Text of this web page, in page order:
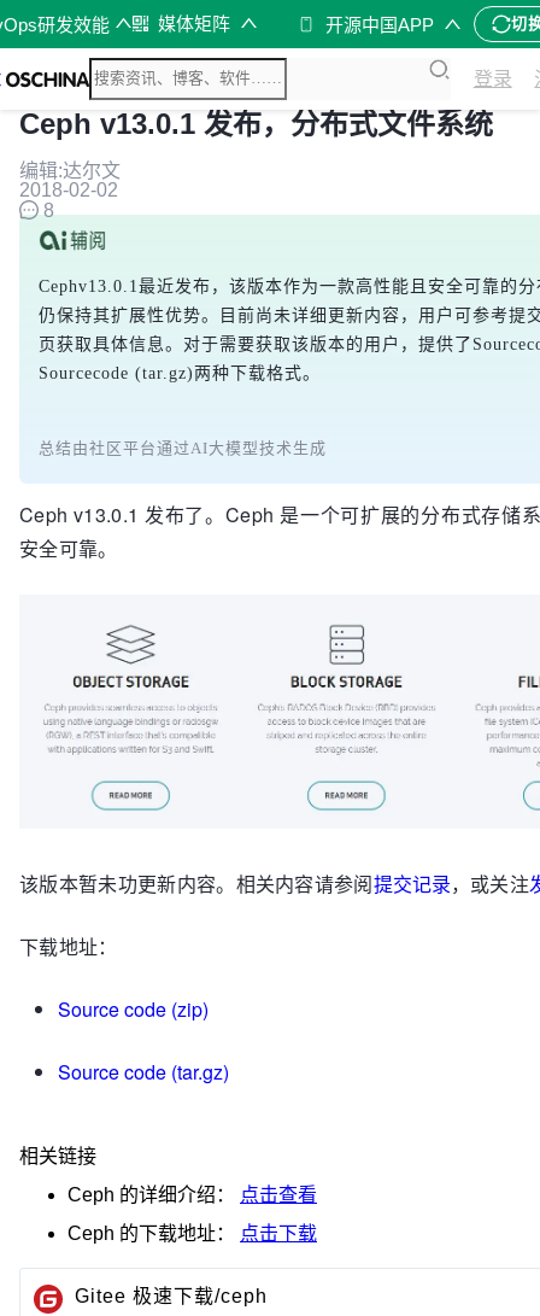
研发效能 媒体矩阵 开源中国APP 切
登录
Ceph v13.0.1 发布，分布式文件系统
编辑:达尔文
2018-02-02
8
Cephv13.0.1最近发布，该版本作为一款高性能且安全可靠的
仍保持其扩展性优势。目前尚未详细更新内容，用户可参考提
页获取具体信息。对于需要获取该版本的用户，提供了
Sourcecode (tar.gz)两种下载格式。
总结由社区平台通过AI大模型技术生成
Ceph v13.0.1 发布了。Ceph 是一个可扩展的分布式存储
安全可靠。
该版本暂未功更新内容。相关内容请参阅提交记录，或关注
下载地址：
Source code (zip)
Source code (tar.gz)
相关链接
Ceph 的详细介绍：
点击查看
Ceph 的下载地址： 点击下载
Gitee 极速下载/ceph